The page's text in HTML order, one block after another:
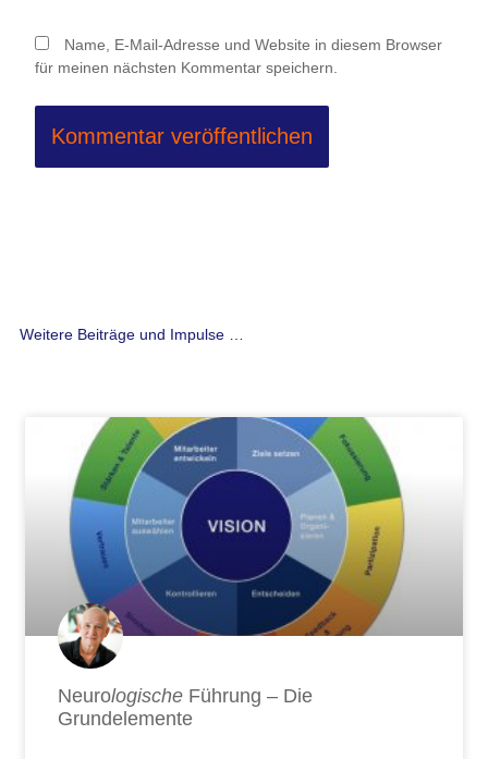
Name, E-Mail-Adresse und Website in diesem Browser
für meinen nächsten Kommentar speichern.
Weitere Beiträge und Impulse …
NeurologischeFührung – Die
Grundelemente
SeiteSeiteSeiteSeiteSeiteSeiteSeite
Seite Seite Seite Seite Seite Seite Seite
Seite Seite Seite Seite Seite Seite Seite